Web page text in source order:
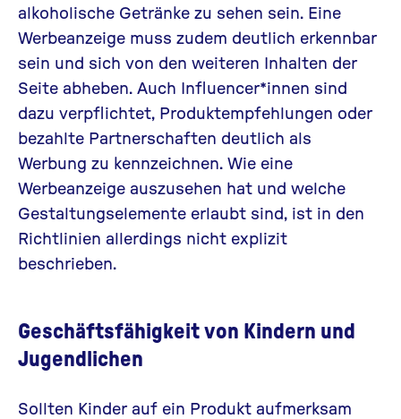
alkoholische Getränke zu sehen sein. Eine
Werbeanzeige muss zudem deutlich erkennbar
sein und sich von den weiteren Inhalten der
Seite abheben. Auch Influencer*innen sind
dazu verpflichtet, Produktempfehlungen oder
bezahlte Partnerschaften deutlich als
Werbung zu kennzeichnen. Wie eine
Werbeanzeige auszusehen hat und welche
Gestaltungselemente erlaubt sind, ist in den
Richtlinien allerdings nicht explizit
beschrieben.
Geschäftsfähigkeit von Kindern und
Jugendlichen
Sollten Kinder auf ein Produkt aufmerksam